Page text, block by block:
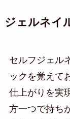
ジェルネイ
セルフジェル
ックを覚えて
仕上がりを実
方一つで持ち